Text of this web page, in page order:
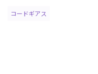
コードギアス